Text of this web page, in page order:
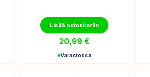
Lisää ostoskoriin
20,99€
Varastossa